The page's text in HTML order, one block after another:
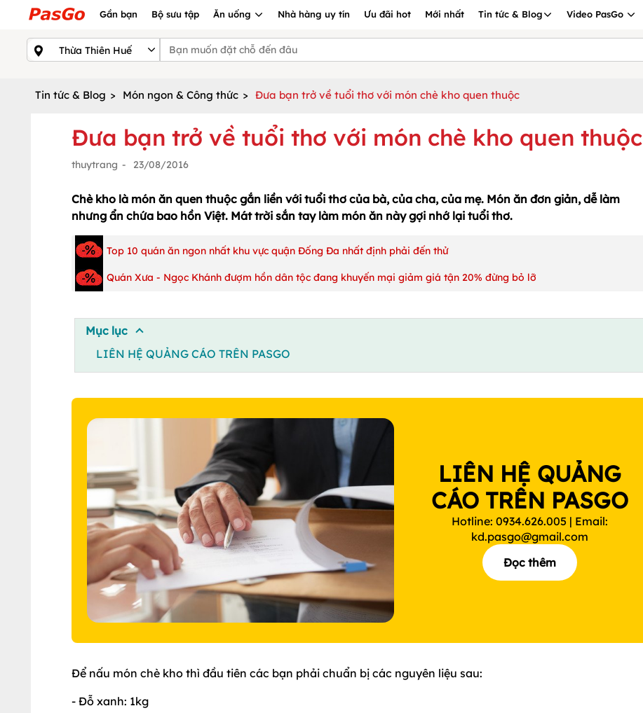
Gần bạn Bộ sưu tập Ăn uống Nhà hàng uy tín Ưu đãi hot Mới nhất Tin tức & Blog Video PasGo
Tin tức & Blog > Món ngon & Công thức > Đưa bạn trở về tuổi thơ với món chè kho quen thuộc
Đưa bạn trở về tuổi thơ với món chè kho quen thuộc
thuytrang - 23/08/2016
Chè kho là món ăn quen thuộc gắn liền với tuổi thơ của bà, của cha, của mẹ. Món ăn đơn giản, dễ làm
nhưng ẩn chứa bao hồn Việt. Mát trời sắn tay làm món ăn này gợi nhớ lại tuổi thơ.
Top 10 quán ăn ngon nhất khu vực quận Đống Đa nhất định phải đến thử
Quán Xưa - Ngọc Khánh đượm hồn dân tộc đang khuyến mại giảm giá tận 20% đừng bỏ lỡ
Mục lục
LIÊN HỆ QUẢNG CÁO TRÊN PASGO
LIÊN HỆ QUẢNG
CÁO TRÊN PASGO
Hotline: 0934.626.005 | Email:
kd.pasgo@gmail.com
Đọc thêm
Để nấu món chè kho thì đầu tiên các bạn phải chuẩn bị các nguyên liệu sau:
- Đỗ xanh: 1kg